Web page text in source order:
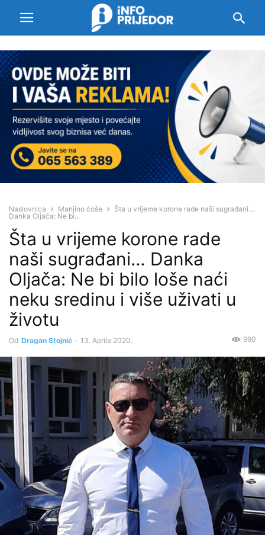
Naslovnica Manjino ćoše
Šta u vrijeme korone rade naši sugrađani…
Danka Oljača: Ne bi...
Šta u vrijeme korone rade
naši sugrađani… Danka
Oljača: Ne bi bilo loše naći
neku sredinu i više uživati u
životu
Od Dragan Stojnić - 13. Aprila 2020. 990